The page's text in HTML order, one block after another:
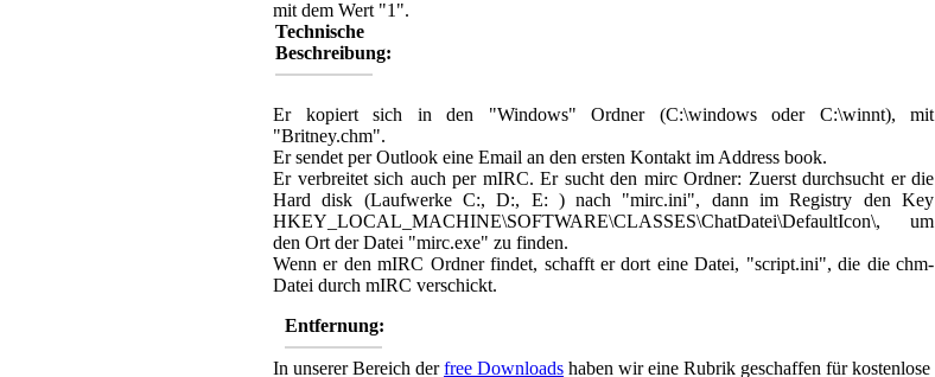
mit dem Wert "1".
Technische
Beschreibung:
Er kopiert sich in den "Windows" Ordner (C:\windows oder C:\winnt), mit
"Britney.chm".
Er sendet per Outlook eine Email an den ersten Kontakt im Address book.
Er verbreitet sich auch per mIRC. Er sucht den mirc Ordner: Zuerst durchsucht er die
Hard disk (Laufwerke C:, D:, E: ) nach "mirc.ini", dann im Registry den Key
HKEY_LOCAL_MACHINE\SOFTWARE\CLASSES\ChatDatei\DefaultIcon\, um
den Ort der Datei "mirc.exe" zu finden.
Wenn er den mIRC Ordner findet, schafft er dort eine Datei, "script.ini", die die chm-
Datei durch mIRC verschickt.
Entfernung:
In unserer Bereich derfree Downloads haben wir eine Rubrik geschaffen für kostenlose